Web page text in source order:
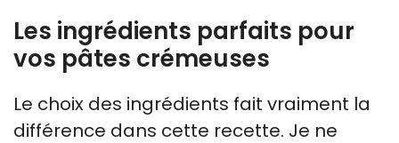
Les ingrédients parfaits pour
vos pâtes crémeuses
Le choix des ingrédients fait vraiment la
différence dans cette recette. Je ne